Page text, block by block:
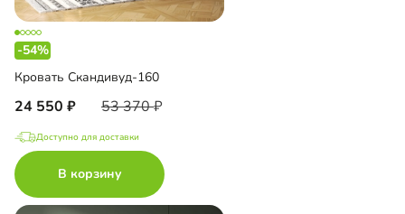
-54%
Кровать Скандивуд-160
24 550 53 370
Доступно для доставки
В корзину